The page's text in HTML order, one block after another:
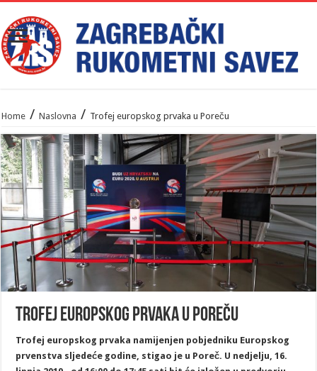
Home / Naslovna / Trofej europskog prvaka u Poreču
Trofej europskog prvaka u Poreču
Trofej europskog prvaka namijenjen pobjedniku Europskog
prvenstva sljedeće godine, stigao je u Poreč. U nedjelju, 16.